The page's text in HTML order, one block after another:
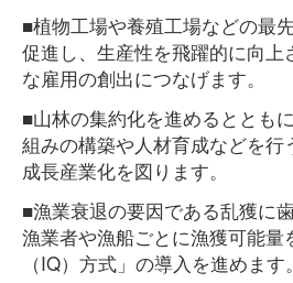
■植物工場や養殖工場などの最
促進し、生産性を飛躍的に向上
な雇用の創出につなげます。
■山林の集約化を進めるととも
組みの構築や人材育成などを
成長産業化を図ります。
■漁業衰退の要因である乱獲に
漁業者や漁船ごとに漁獲可能量
（IQ）方式」の導入を進めます。